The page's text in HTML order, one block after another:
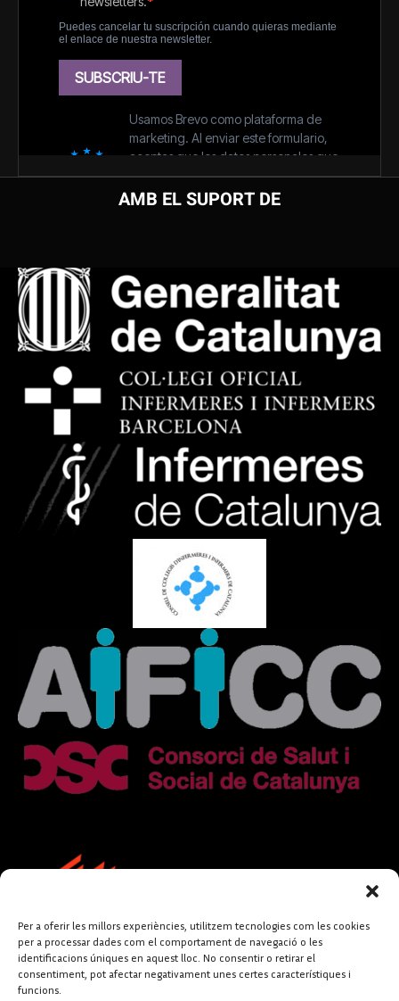
Per a oferir les millors experiències, utilitzem tecnologies com les cookies
per a processar dades com el comportament de navegació o les
identificacions úniques en aquest lloc. No consentir o retirar el
consentiment, pot afectar negativament unes certes característiques i
funcions.
AMB EL SUPORT DE